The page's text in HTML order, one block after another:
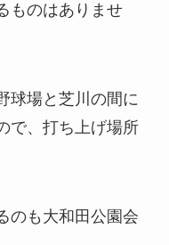
ものはありませ
球場と芝川の間に
で、打ち上げ場所
のも大和田公園会